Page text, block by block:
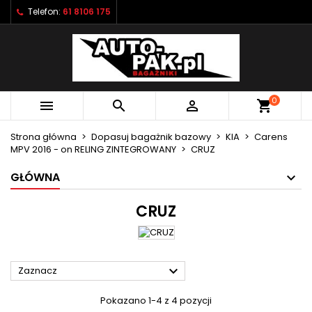
Telefon: 61 8106 175
   shopping_cart0
Strona główna Dopasuj bagażnik bazowy KIA
Carens
MPV 2016 - on RELING ZINTEGROWANY
CRUZ
GŁÓWNA
CRUZ
Zaznacz 
Pokazano 1-4 z 4 pozycji
Moje listy życzeń ×
Utwórz nową listę
((modalTitle)) ×
((confirmMessage))
((cancelText)) ((modalDeleteText))
Utwórz listę życzeń ×
Nazwa listy życzeń
Anuluj Utwórz listę życzeń
Zaloguj się ×
Musisz być zalogowany by zapisać produkty na
swojej liście życzeń.
Anuluj Zaloguj się